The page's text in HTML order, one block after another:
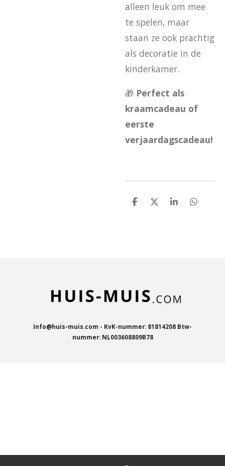
alleen leuk om mee
te spelen, maar
staan ze ook prachtig
als decoratie in de
kinderkamer.
🎁 Perfect als
kraamcadeau of
eerste
verjaardagscadeau!
D
D
S
D
Info@huis-muis.com - KvK-nummer: 81814208 Btw-
nummer: NL003608809B78